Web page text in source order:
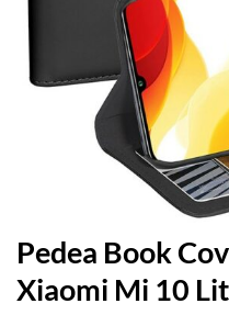
Pedea Book
Xiaomi Mi 10